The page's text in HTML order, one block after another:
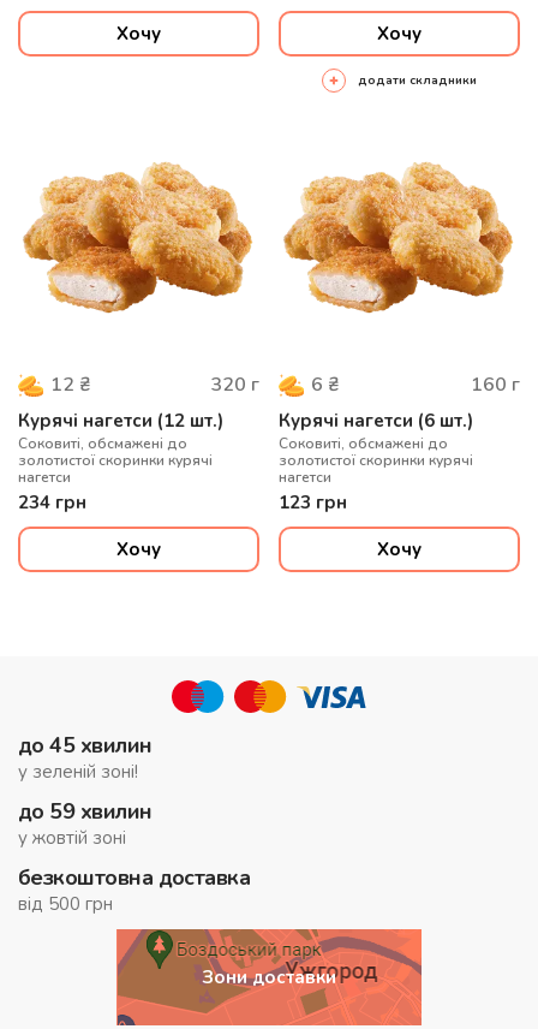
Хочу
Хочу
додати складники
12 ₴ 320 г
Курячі нагетси (12 шт.)
Соковиті, обсмажені до
золотистої скоринки курячі
нагетси
234 грн
Хочу
6 ₴ 160 г
Курячі нагетси (6 шт.)
Соковиті, обсмажені до
золотистої скоринки курячі
нагетси
123 грн
Хочу
до 45 хвилин
у зеленій зоні!
до 59 хвилин
у жовтій зоні
безкоштовна доставка
від 500 грн
Зони доставки